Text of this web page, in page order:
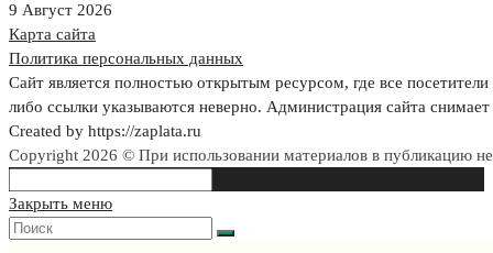
9 Август 2026
Карта сайта
Политика персональных данных
Сайт является полностью открытым ресурсом, где все
либо ссылки указываются неверно. Администрация сайта
Created by https://zaplata.ru
Copyright 2026 © При использовании материалов в публикацию
this
website
Закрыть меню